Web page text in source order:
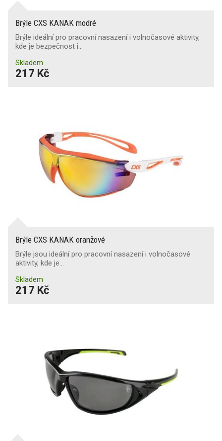
Brýle CXS KANAK modré
Brýle ideální pro pracovní nasazení i volnočasové aktivity,
kde je bezpečnost i…
Skladem
217 Kč
Brýle CXS KANAK oranžové
Brýle jsou ideální pro pracovní nasazení i volnočasové
aktivity, kde je…
Skladem
217 Kč